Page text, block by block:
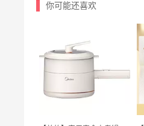
你可能还喜欢